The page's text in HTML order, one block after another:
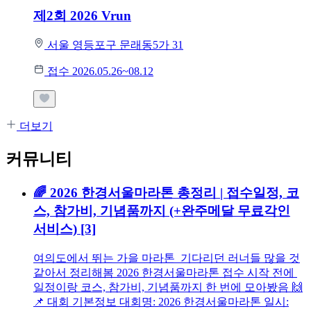
제2회 2026 Vrun
서울 영등포구 문래동5가 31
접수 2026.05.26~08.12
더보기
커뮤니티
🌈 2026 한경서울마라톤 총정리 | 접수일정, 코
스, 참가비, 기념품까지 (+완주메달 무료각인
서비스) [3]
여의도에서 뛰는 가을 마라톤 기다리던 러너들 많을 것
같아서 정리해봄 2026 한경서울마라톤 접수 시작 전에
일정이랑 코스, 참가비, 기념품까지 한 번에 모아봤음 🙌
📌 대회 기본정보 대회명: 2026 한경서울마라톤 일시: